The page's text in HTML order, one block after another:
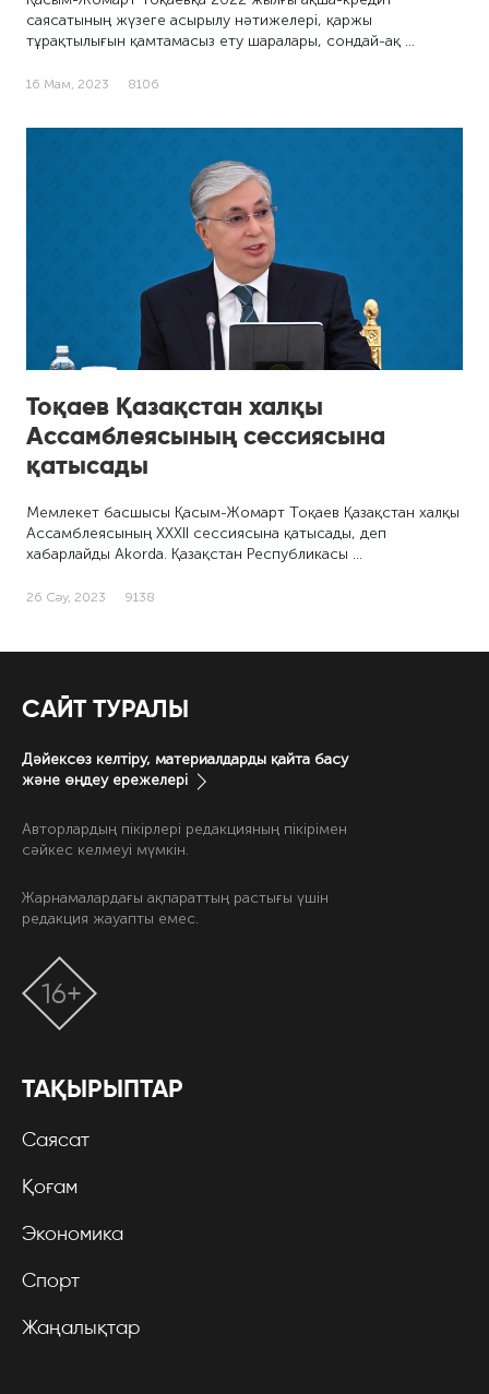
саясатының жүзеге асырылу нәтижелері, қаржы
тұрақтылығын қамтамасыз ету шаралары, сондай-ақ …
16 Мам, 2023 8106
Тоқаев Қазақстан халқы
Ассамблеясының сессиясына
қатысады
Мемлекет басшысы Қасым-Жомарт Тоқаев Қазақстан халқы
Ассамблеясының ХХХІІ сессиясына қатысады, деп
хабарлайды Akorda. Қазақстан Республикасы …
26 Сәу, 2023 9138
САЙТ ТУРАЛЫ
Дәйексөз келтіру, материалдарды қайта басу
және өңдеу ережелері
Авторлардың пікірлері редакцияның пікірімен
сәйкес келмеуі мүмкін.
Жарнамалардағы ақпараттың растығы үшін
редакция жауапты емес.
ТАҚЫРЫПТАР
Саясат
Қоғам
Экономика
Спорт
Жаңалықтар
16+